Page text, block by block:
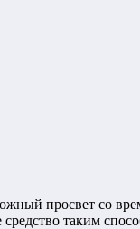
просвет со
таким